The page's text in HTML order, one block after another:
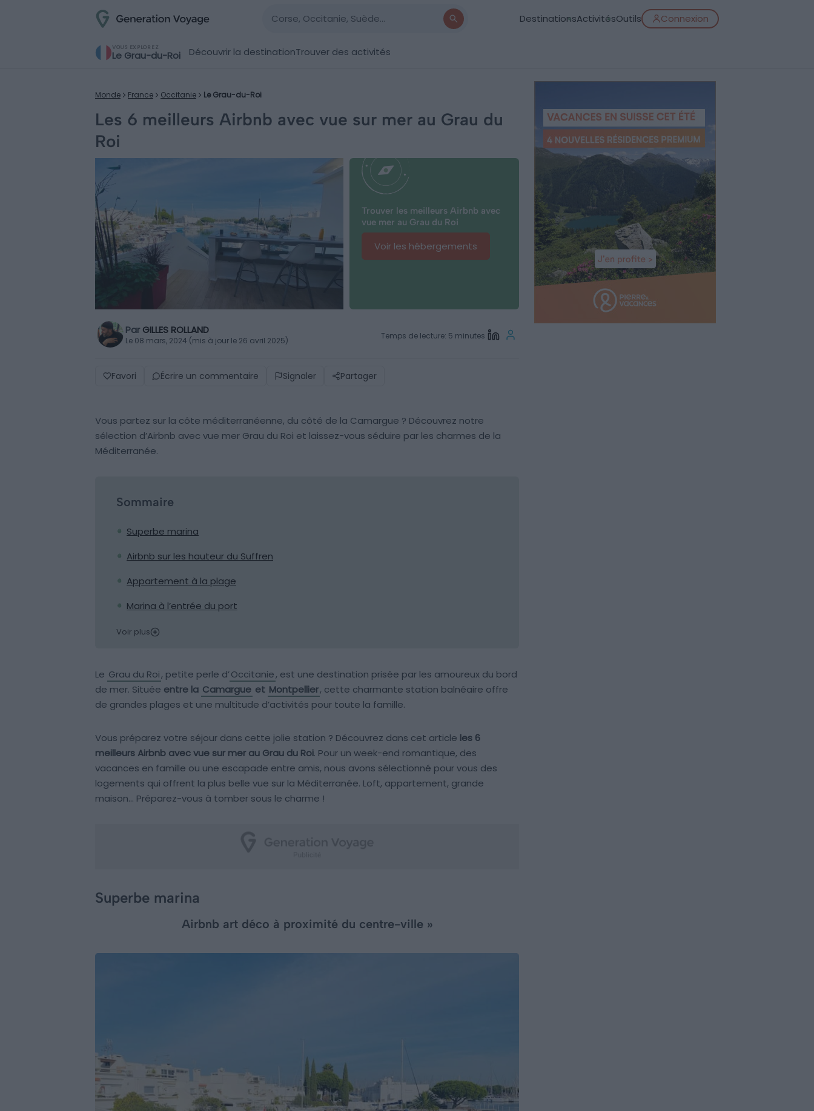
DestinationsActivitésOutils Connexion
VOUS EXPLOREZ
Le Grau-du-Roi Découvrir la destinationTrouver des activités
Monde France Occitanie Le Grau-du-Roi
Les 6 meilleurs Airbnb avec vue sur mer au Grau du
Roi
Trouver les meilleurs Airbnb avec
vue mer au Grau du Roi
Voir les hébergements
Par GILLES ROLLAND
Le 08 mars, 2024 (mis à jour le 26 avril 2025) Temps de lecture: 5 minutes
Favori Écrire un commentaire Signaler Partager
Vous partez sur la côte méditerranéenne, du côté de la Camargue ? Découvrez notre
sélection d’Airbnb avec vue mer Grau du Roi et laissez-vous séduire par les charmes de la
Méditerranée.
Sommaire
Superbe marina
Airbnb sur les hauteur du Suffren
Appartement à la plage
Marina à l’entrée du port
Voir plus
Le Grau du Roi, petite perle d’Occitanie, est une destination prisée par les amoureux du bord
de mer. Située entre la Camargue et Montpellier, cette charmante station balnéaire offre
de grandes plages et une multitude d’activités pour toute la famille.
Vous préparez votre séjour dans cette jolie station ? Découvrez dans cet article les 6
meilleurs Airbnb avec vue sur mer au Grau du Roi. Pour un week-end romantique, des
vacances en famille ou une escapade entre amis, nous avons sélectionné pour vous des
logements qui offrent la plus belle vue sur la Méditerranée. Loft, appartement, grande
maison… Préparez-vous à tomber sous le charme !
Superbe marina
Airbnb art déco à proximité du centre-ville »